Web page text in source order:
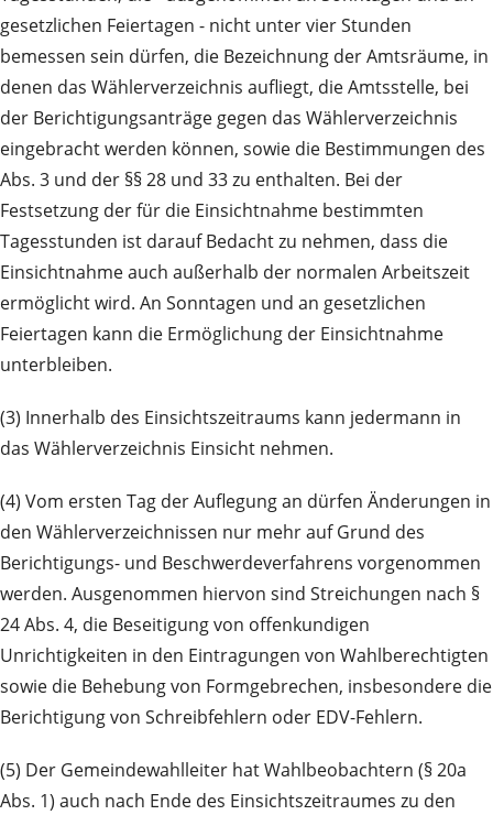
gesetzlichen Feiertagen - nicht unter vier Stunden
bemessen sein dürfen, die Bezeichnung der Amtsräume, in
denen das Wählerverzeichnis aufliegt, die Amtsstelle, bei
der Berichtigungsanträge gegen das Wählerverzeichnis
eingebracht werden können, sowie die Bestimmungen des
Abs. 3 und der §§ 28 und 33 zu enthalten. Bei der
Festsetzung der für die Einsichtnahme bestimmten
Tagesstunden ist darauf Bedacht zu nehmen, dass die
Einsichtnahme auch außerhalb der normalen Arbeitszeit
ermöglicht wird. An Sonntagen und an gesetzlichen
Feiertagen kann die Ermöglichung der Einsichtnahme
unterbleiben.
(3) Innerhalb des Einsichtszeitraums kann jedermann in
das Wählerverzeichnis Einsicht nehmen.
(4) Vom ersten Tag der Auflegung an dürfen Änderungen in
den Wählerverzeichnissen nur mehr auf Grund des
Berichtigungs- und Beschwerdeverfahrens vorgenommen
werden. Ausgenommen hiervon sind Streichungen nach §
24 Abs. 4, die Beseitigung von offenkundigen
Unrichtigkeiten in den Eintragungen von Wahlberechtigten
sowie die Behebung von Formgebrechen, insbesondere die
Berichtigung von Schreibfehlern oder EDV-Fehlern.
(5) Der Gemeindewahlleiter hat Wahlbeobachtern (§ 20a
Abs. 1) auch nach Ende des Einsichtszeitraumes zu den